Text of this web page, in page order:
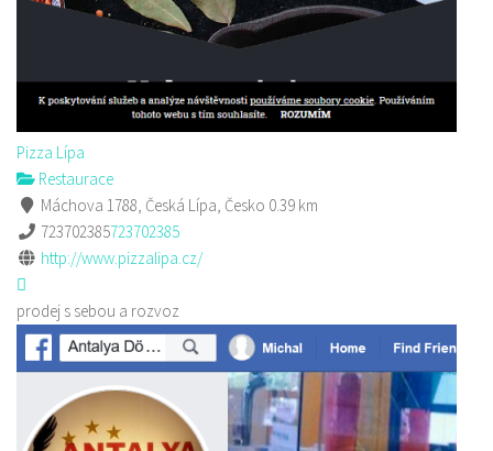
Pizza Lípa
Restaurace
Máchova 1788, Česká Lípa, Česko 0.39 km
723702385723702385
http://www.pizzalipa.cz/
prodej s sebou a rozvoz